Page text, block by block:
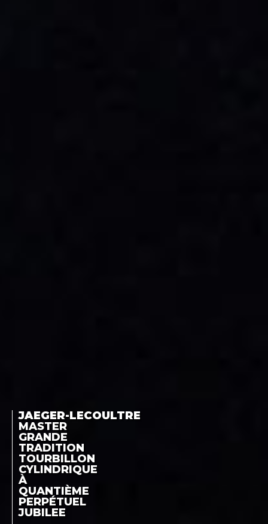
JAEGER-LECOULTRE
MASTER
GRANDE
TRADITION
TOURBILLON
CYLINDRIQUE
À
QUANTIÈME
PERPÉTUEL
JUBILEE